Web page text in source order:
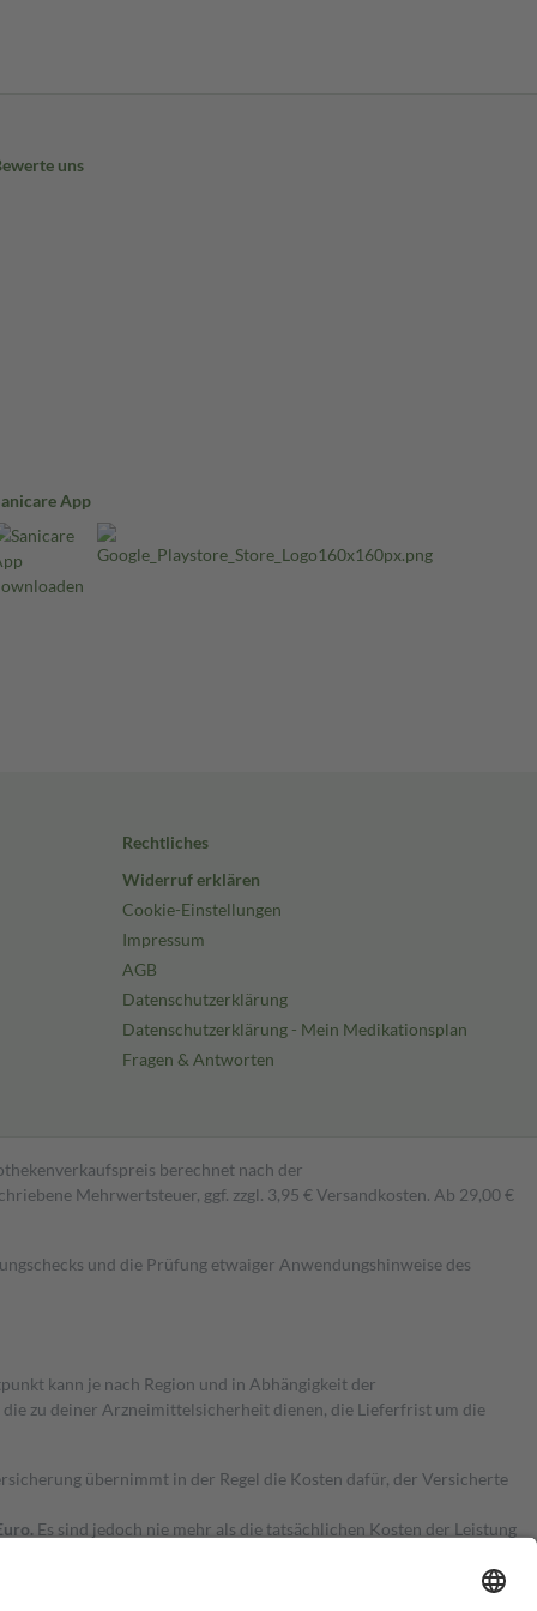
uns
App
Rechtliches
Widerruf erklären
Cookie-Einstellungen
Impressum
AGB
Datenschutzerklärung
Datenschutzerklärung - Mein Medikationsplan
Fragen & Antworten
berechnet nach der
Mehrwertsteuer, ggf. zzgl. 3,95 € Versandkosten. Ab 29,00 €
und die Prüfung etwaiger Anwendungshinweise des
kann je nach Region und in Abhängigkeit der
zu deiner Arzneimittelsicherheit dienen, die Lieferfrist um die
übernimmt in der Regel die Kosten dafür, der Versicherte
Es sind jedoch nie mehr als die tatsächlichen Kosten der Leistung